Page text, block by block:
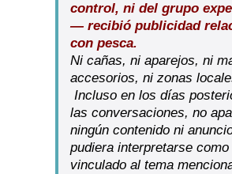
control, ni del grupo
— recibió publicidad
con pesca.
Ni cañas, ni aparejos, ni
accesorios, ni zonas
Incluso en los días
las conversaciones, no
ningún contenido ni
pudiera interpretarse como
vinculado al tema